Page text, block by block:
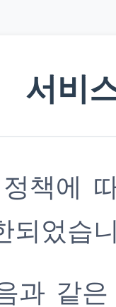
서비
책에
되었습
과 같